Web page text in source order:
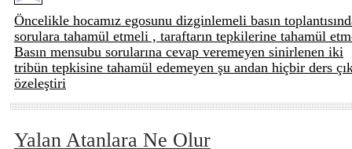
Öncelikle hocamız egosunu dizginlemeli basın
sorulara tahamül etmeli , taraftarın tepkilerine tahamül
Basın mensubu sorularına cevap veremeyen sinirlenen iki
tribün tepkisine tahamül edemeyen şu andan hiçbir ders
özeleştiri
Yalan Atanlara Ne Olur